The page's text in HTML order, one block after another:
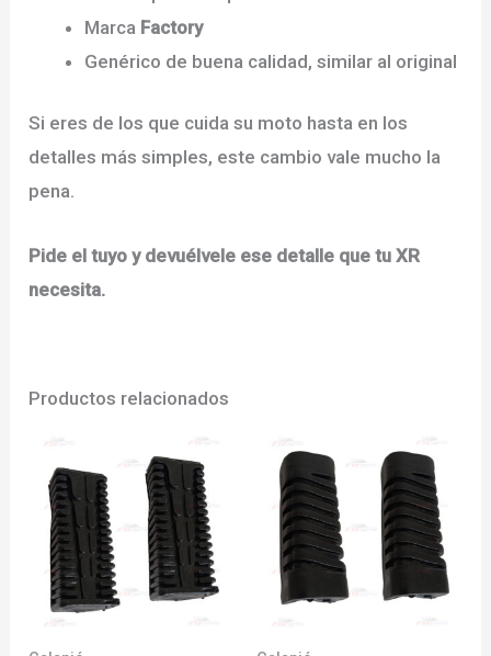
Marca Factory
Genérico de buena calidad, similar al original
Si eres de los que cuida su moto hasta en los
detalles más simples, este cambio vale mucho la
pena.
Pide el tuyo y devuélvele ese detalle que tu XR
necesita.
Productos relacionados